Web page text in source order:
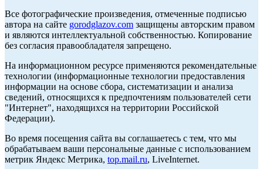
Все фотографические произведения, отмеченные подписью
автора на сайте gorodglazov.com защищены авторским правом
и являются интеллектуальной собственностью. Копирование
без согласия правообладателя запрещено.
На информационном ресурсе применяются рекомендательные
технологии (информационные технологии предоставления
информации на основе сбора, систематизации и анализа
сведений, относящихся к предпочтениям пользователей сети
"Интернет", находящихся на территории Российской
Федерации).
Во время посещения сайта вы соглашаетесь с тем, что мы
обрабатываем ваши персональные данные с использованием
метрик Яндекс Метрика, top.mail.ru, LiveInternet.